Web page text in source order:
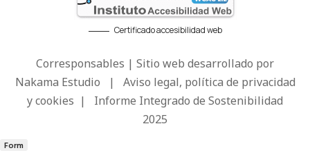
Certificado accesibilidad web
Corresponsables | Sitio web desarrollado por
Nakama Estudio | Aviso legal, política de privacidad
y cookies | Informe Integrado de Sostenibilidad
2025
Form